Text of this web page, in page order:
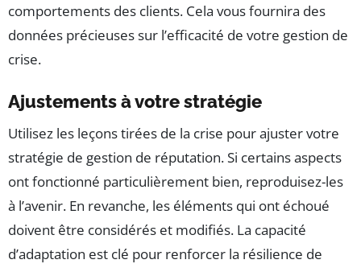
comportements des clients. Cela vous fournira des
données précieuses sur l’efficacité de votre gestion de
crise.
Ajustements à votre stratégie
Utilisez les leçons tirées de la crise pour ajuster votre
stratégie de gestion de réputation. Si certains aspects
ont fonctionné particulièrement bien, reproduisez-les
à l’avenir. En revanche, les éléments qui ont échoué
doivent être considérés et modifiés. La capacité
d’adaptation est clé pour renforcer la résilience de